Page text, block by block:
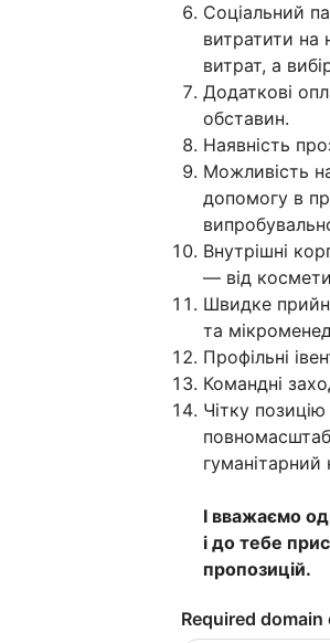
Соціальний
витратити на
витрат, а
Додаткові
обставин.
Наявність
Можливість
допомогу в
Внутрішні
— від
Швидке
та
Профільні
Командні
Чітку
І вважаємо
і до тебе
пропозицій.
Required domain